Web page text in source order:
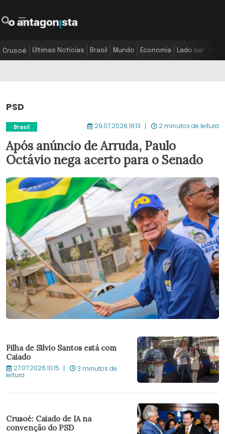
Crusoé Últimas Notícias Brasil Mundo Economia Lado oa!
PSD
Brasil 29.07.2026 16:13 2 minutos de leitura
Após anúncio de Arruda, Paulo
Octávio nega acerto para o Senado
Filha de Silvio Santos está com
Caiado
27.07.2026 10:15 3 minutos de
leitura
Crusoé: Caiado de IA na
convenção do PSD